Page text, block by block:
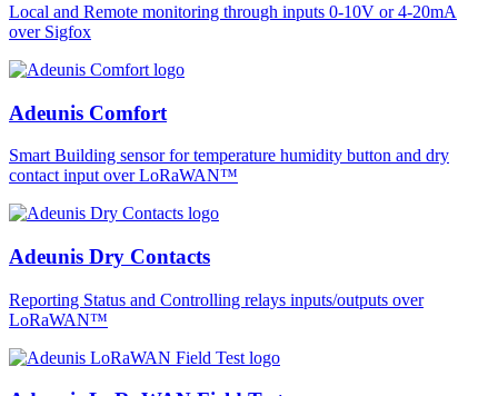
Local and Remote monitoring through inputs 0-10V or 4-20mA
over Sigfox
Adeunis Comfort
Smart Building sensor for temperature humidity button and dry
contact input over LoRaWAN™
Adeunis Dry Contacts
Reporting Status and Controlling relays inputs/outputs over
LoRaWAN™